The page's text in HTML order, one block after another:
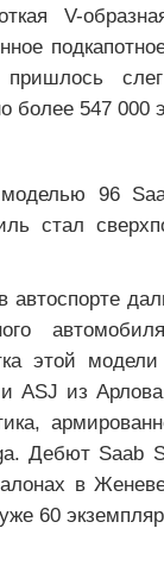
V-
более 547 000
96
стал
автоспорте
этой
ASJ из
Дебют Saab
в
60